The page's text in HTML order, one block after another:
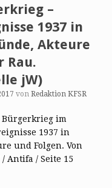
–
1937 in
Akteure
Rau.
jW)
von Redaktion KFSR
Bürgerkrieg im
1937 in
und Folgen. Von
Antifa / Seite 15